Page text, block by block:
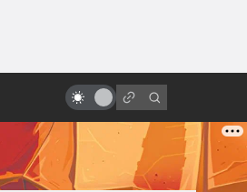
про зелёного огра